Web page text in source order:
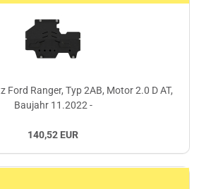
Ford Ranger, Typ 2AB, Motor 2.0 D AT,
Baujahr 11.2022 -
140,52 EUR